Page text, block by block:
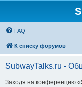
FAQ
К списку форумов
SubwayTalks.ru -
Заходя на конференцию